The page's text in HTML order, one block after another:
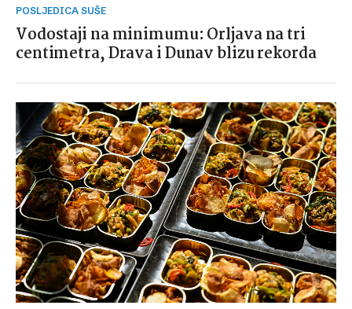
POSLJEDICA SUŠE
Vodostaji na minimumu: Orljava na tri
centimetra, Drava i Dunav blizu rekorda